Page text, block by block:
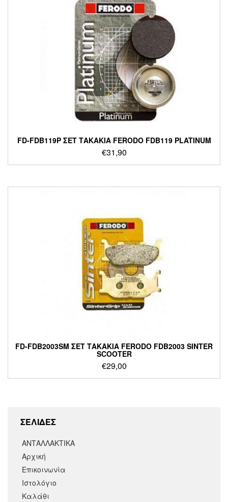
FD-FDB119P ΣΕΤ ΤΑΚΑΚΙΑ FERODO FDB119 PLATINUM
€31,90
FD-FDB2003SM ΣΕΤ ΤΑΚΑΚΙΑ FERODO FDB2003 SINTER
SCOOTER
€29,00
ΣΕΛΙΔΕΣ
ΑΝΤΑΛΛΑΚΤΙΚΑ
Αρχική
Επικοινωνία
Ιστολόγιο
Καλάθι